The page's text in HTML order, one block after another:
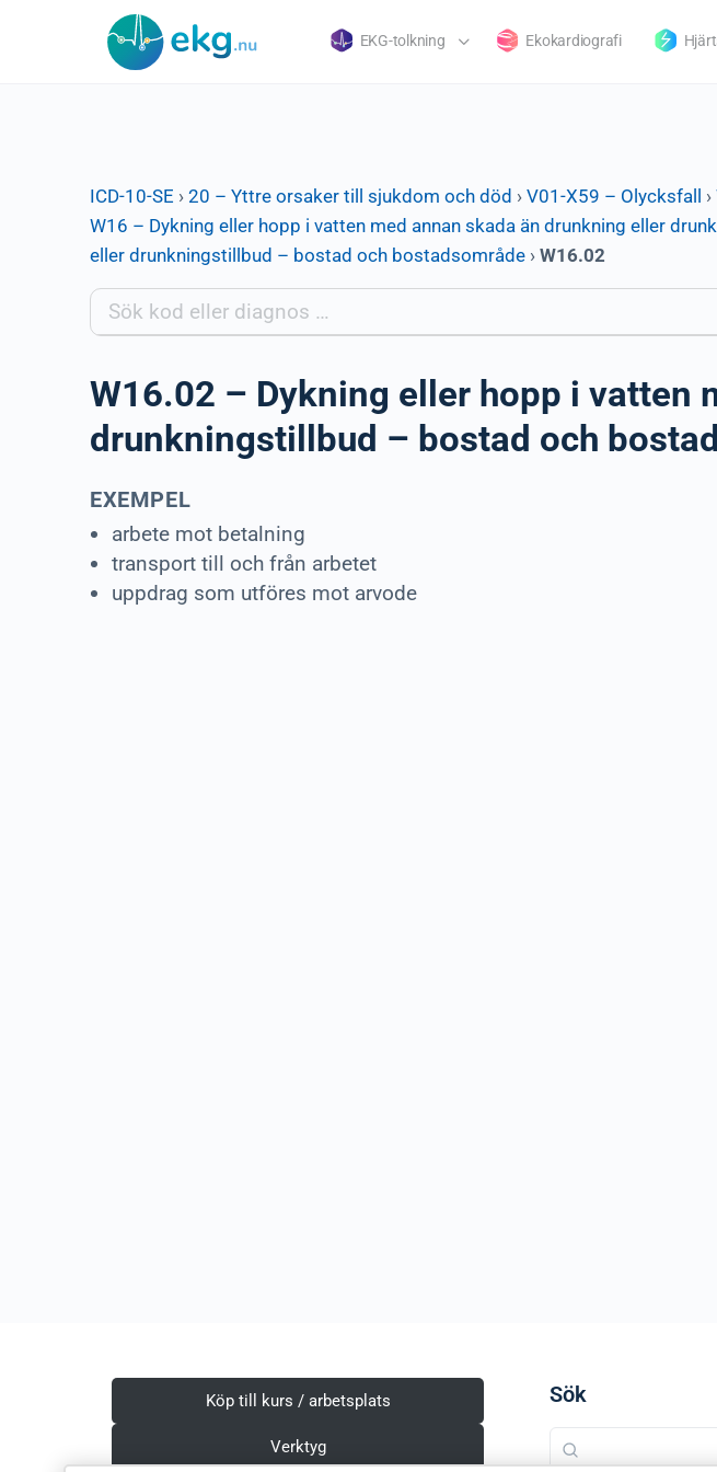
EKG-tolkning Ekokardiografi
ICD-10-SE › 20 – Yttre orsaker till sjukdom och död › V01-X59 – Olycksfall ›
W16 – Dykning eller hopp i vatten med annan skada än drunkning eller
eller drunkningstillbud – bostad och bostadsområde › W16.02
W16.02 – Dykning eller hopp i vatten
drunkningstillbud – bostad och
EXEMPEL
arbete mot betalning
transport till och från arbetet
uppdrag som utföres mot arvode
Köp till kurs / arbetsplats
Verktyg
Sök